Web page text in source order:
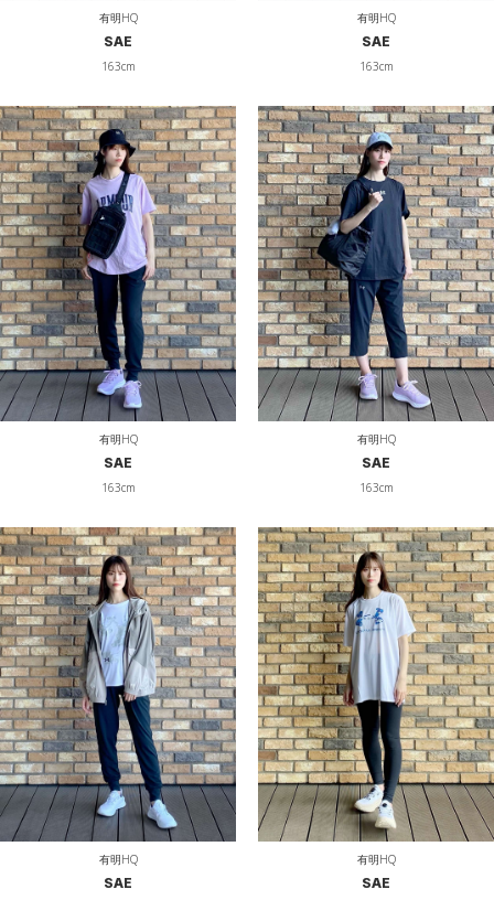
有明HQ
SAE
163cm
有明HQ
SAE
163cm
有明HQ
SAE
163cm
有明HQ
SAE
163cm
有明HQ
SAE
有明HQ
SAE